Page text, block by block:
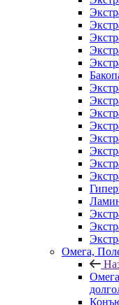
Омега,